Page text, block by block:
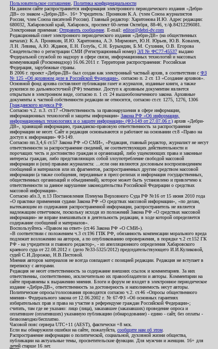
Пользовательское соглашение Политика конфиденциальности
На данном сайте распространяется информация электронного периодического издания «Дебри-
ДВ» со знаком «Дебри-ДВ». 16+ Учредитель: Пронякин К.А. (член Союза журналистов
России, член Союза писателей России). Главный редактор: Харитонова И.Ю. Адрес редакции:
680032, Хабаровский край, Хабаровск, проспект 60-летия Октября, 88-46, т./ф.84212296081.
Электронная приемная: Отправить сообщение . E-mail: editor@debri-dv.com
Редакционный совет электронного периодического издания «Дебри-ДВ» (на общественных
началах): К.А. Пронякин, И.Ю. Харитонова, А.Э. Мирмович, Ю.Н. Юрьев, Ю.В. Ковалев,
Л.Н. Левина, А.Ю. Жданов, Е.Н. Голубь, С.Н. Бурындин, Б.М. Сухинин, О.В. Егорова
Свидетельство о регистрации СМИ (Регистрационный номер) ЭЛ № ФС77-45537 выдано
Федеральной службой по надзору в сфере связи, информационных технологий и массовых
коммуникаций (Роскомнадзор) 16.06.2011 г. Территория распространения: Российская
Федерация, зарубежные страны.
В 2006 г. проект «Дебри-ДВ» был создан как электронный частный архив, в соответствии с ФЗ
№ 125 «Об архивном деле в Российской Федерации» , согласно п. 2 ст. 13 «Создание архивов».
Основной фонд архива составляют публикации газет и журналов, изданные книги, а также
рукописи по дальневосточной (РФ) тематике. Доступ к архивным документам является
открытым в электронном виде, согласно п. 1 ст. 24 вышеобозначенного закона. Архивные
документы к частной собственности редакции не относятся, согласно ст.ст. 1275, 1276, 1306
Гражданского кодекса РФ
Согласно ч.2. п.3. ст.17 «Ответственность за правонарушения в сфере информации,
информационных технологий и защиты информации» Закона РФ «Об информации,
информационных технологиях и о защите информации» (ФЗ-149 от 27.07.06 г.) архив «Дебри-
ДВ», хранящий информацию, гражданско-правовую ответственность за распространение
информации не несет. Сайт и редакция основываются и работают на основании ст.8 «Право на
доступ к информации» ФЗ-149.
Согласно пп.3,4,6 ст.57 Закона РФ «О СМИ», «Редакция, главный редактор, журналист не несут
ответственности за распространение сведений, не соответствующих действительности и
порочащих честь и достоинство граждан и организаций, либо ущемляющих права и законные
интересы граждан, либо представляющих собой злоупотребление свободой массовой
информации и (или) правами журналиста: ...если они являются дословным воспроизведением
сообщений и материалов или их фрагментов, распространенных другим средством массовой
информации (а также сообщения, переданные в пресс-релизах и информация государственных,
общественных организаций и объединений), которое может быть установлено и привлечено к
ответственности за данное нарушение законодательства Российской Федерации о средствах
массовой информации».
Согласно абз.3, п.13 Постановления Пленума Верховного Суда РФ №16 от 15 июня 2010 года
«О практике применения судами Закона РФ «О средствах массовой информации», «по делам,
вытекающим из содержания распространенной информации, распространитель не является
надлежащим ответчиком, поскольку исходя из положений Закона РФ «О средствах массовой
информации» не вправе вмешиваться в деятельность редакции, в ходе которой определяется
содержание сообщений и материалов».
Воспользуйтесь «Правом на ответ» (ст.46 Закона РФ «О СМИ»).
«В соответствии с положением ч.3 ст.196 ГПК РФ, обязанность компенсации морального вреда
подлежит возложению на авторов, а по опубликованию опровержения, в порядке ч.2 ст.152 ГК
РФ - на учредителя и главного редактор», - из апелляционного определения Хабаровского
краевого суда от 22.08.2012 г. (дело №33-5325/2012) председательствующего И.И.Куликовой,
судей С.И.Дорожко, Н.В.Пестовой.
Мнения авторов материалов не всегда совпадают с позицией редакции. Редакция не вступает в
переписку с авторами.
Редакция не несет ответственность за содержание внешних ссылок и комментариев. За них
ответственны, соответственно, исключительно их правообладатели и авторы. Комментарии на
сайте приравнены к выражению мнения. Блоги и форум не входят в электронное периодическое
издание «Дебри-ДВ», ответственность за достоверность и наполняемость несут авторы.
Политические опросы/голосования проводятся согласно ч.2. ст.46 «Опросы общественного
мнения» Федерального закона от 12.06.2002 г. № 67-ФЗ «Об основных гарантиях
избирательных прав и права на участие в референдуме граждан Российской Федерации»;
считать, там где не указано: лицо (лица), заказавшее (заказавших) проведение опроса и
оплатившее (оплативших) указанную публикацию (обнародование) - едино - сайт, без оплаты -
безвозмездно/бесплатно.
Часовой пояс сервера UTC+11 (AEST), фактически +8 мск.
Если вы обнаружили ошибки на сайте, пожалуйста, сообщите нам об этом
Распространение информации о политической, социальной, духовной жизни общества,
публикации на актуальные темы, просветительские функции. Для мужчин и женщин. 16+ для
детей старше 16 лет.